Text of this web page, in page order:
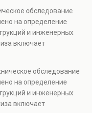
безопасности.
недвижимости,
объектов, а
и технических
обследование
на определение
и инженерных
включает
безопасности.
недвижимости,
объектов, а
и технических
обследование
на определение
и инженерных
включает